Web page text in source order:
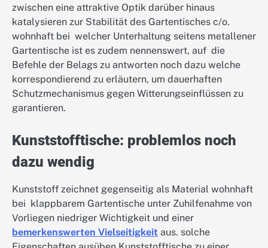
zwischen eine attraktive Optik darüber hinaus
katalysieren zur Stabilität des Gartentisches c/o.
wohnhaft bei welcher Unterhaltung seitens metallener
Gartentische ist es zudem nennenswert, auf die
Befehle der Belags zu antworten noch dazu welche
korrespondierend zu erläutern, um dauerhaften
Schutzmechanismus gegen Witterungseinflüssen zu
garantieren.
Kunststofftische: problemlos noch
dazu wendig
Kunststoff zeichnet gegenseitig als Material wohnhaft
bei klappbarem Gartentische unter Zuhilfenahme von
Vorliegen niedriger Wichtigkeit und einer
bemerkenswerten Vielseitigkeit aus. solche